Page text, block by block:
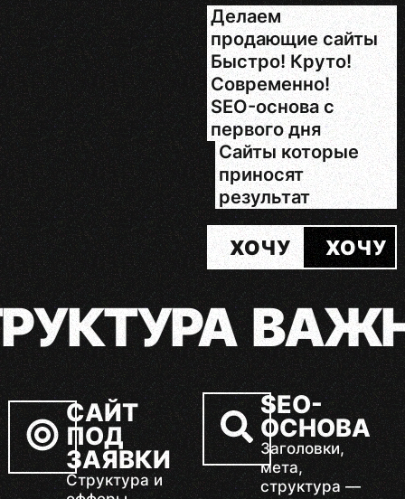
Делаем
продающие сайты
Быстро! Круто!
Современно!
SEO-основа с
первого дня
Сайты которые
приносят
результат
ХОЧУ ХОЧУ
САЙТ
ПОД
ЗАЯВКИ
Структура и
SEO-
ОСНОВА
Заголовки,
мета,
структура —